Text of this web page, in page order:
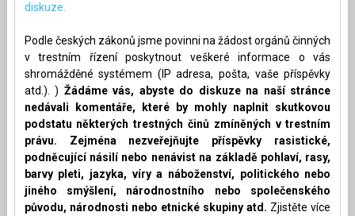
diskuze.
Podle českých zákonů jsme povinni na žádost orgánů činných
v trestním řízení poskytnout veškeré informace o vás
shromážděné systémem (IP adresa, pošta, vaše příspěvky
atd.). ) Žádáme vás, abyste do diskuze na naší stránce
nedávali komentáře, které by mohly naplnit skutkovou
podstatu některých trestných činů zmíněných v trestním
právu. Zejména nezveřejňujte příspěvky rasistické,
podněcující násilí nebo nenávist na základě pohlaví, rasy,
barvy pleti, jazyka, víry a náboženství, politického nebo
jiného smýšlení, národnostního nebo společenského
původu, národnosti nebo etnické skupiny atd. Zjistěte více